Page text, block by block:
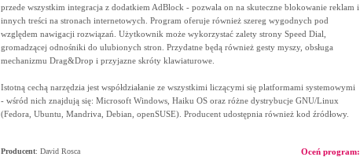
przede wszystkim integracja z dodatkiem AdBlock - pozwala on na skuteczne blokowanie reklam i
innych treści na stronach internetowych. Program oferuje również szereg wygodnych pod
względem nawigacji rozwiązań. Użytkownik może wykorzystać zalety strony Speed Dial,
gromadzącej odnośniki do ulubionych stron. Przydatne będą również gesty myszy, obsługa
mechanizmu Drag&Drop i przyjazne skróty klawiaturowe.
Istotną cechą narzędzia jest współdziałanie ze wszystkimi liczącymi się platformami systemowymi
- wśród nich znajdują się: Microsoft Windows, Haiku OS oraz różne dystrybucje GNU/Linux
(Fedora, Ubuntu, Mandriva, Debian, openSUSE). Producent udostępnia również kod źródłowy.
Producent: David Rosca
Oceń program: